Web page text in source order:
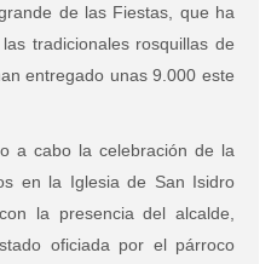
de las Fiestas, que ha
tradicionales rosquillas de
entregado unas 9.000 este
a cabo la celebración de la
en la Iglesia de San Isidro
la presencia del alcalde,
oficiada por el párroco